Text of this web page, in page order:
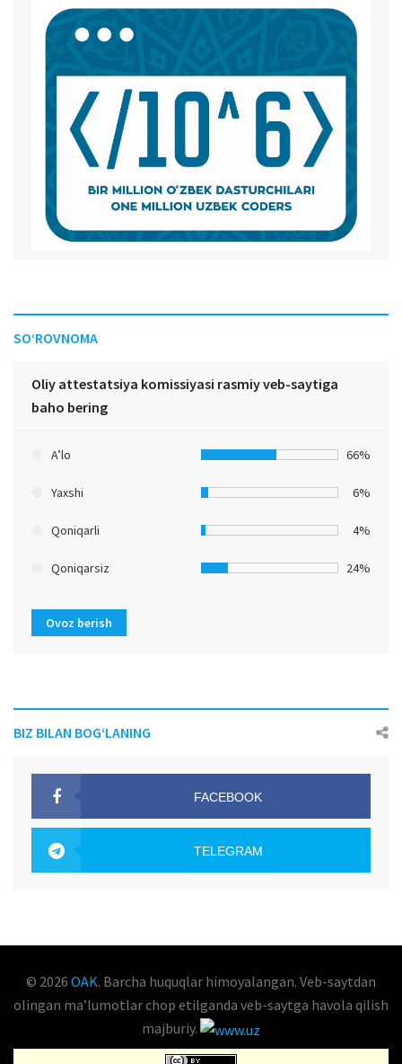
SO‘ROVNOMA
Oliy attestatsiya komissiyasi rasmiy veb-saytiga
baho bering
A’lo 66%
Yaxshi 6%
Qoniqarli 4%
Qoniqarsiz 24%
Ovoz berish
BIZ BILAN BOG‘LANING
FACEBOOK
TELEGRAM
© 2026 OAK. Barcha huquqlar himoyalangan. Veb-saytdan
olingan maʼlumotlar chop etilganda veb-saytga havola qilish
majburiy.